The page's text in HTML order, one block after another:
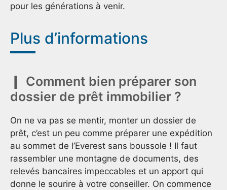
pour les générations à venir.
Plus d’informations
Comment bien préparer son
dossier de prêt immobilier ?
On ne va pas se mentir, monter un dossier de
prêt, c’est un peu comme préparer une expédition
au sommet de l’Everest sans boussole ! Il faut
rassembler une montagne de documents, des
relevés bancaires impeccables et un apport qui
donne le sourire à votre conseiller. On commence